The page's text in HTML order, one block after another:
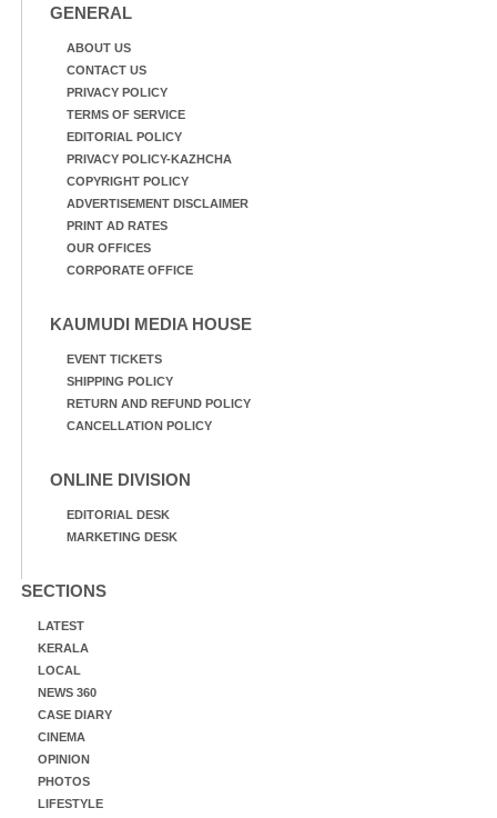
GENERAL
ABOUT US
CONTACT US
PRIVACY POLICY
TERMS OF SERVICE
EDITORIAL POLICY
PRIVACY POLICY-KAZHCHA
COPYRIGHT POLICY
ADVERTISEMENT DISCLAIMER
PRINT AD RATES
OUR OFFICES
CORPORATE OFFICE
KAUMUDI MEDIA HOUSE
EVENT TICKETS
SHIPPING POLICY
RETURN AND REFUND POLICY
CANCELLATION POLICY
ONLINE DIVISION
EDITORIAL DESK
MARKETING DESK
SECTIONS
LATEST
KERALA
LOCAL
NEWS 360
CASE DIARY
CINEMA
OPINION
PHOTOS
LIFESTYLE